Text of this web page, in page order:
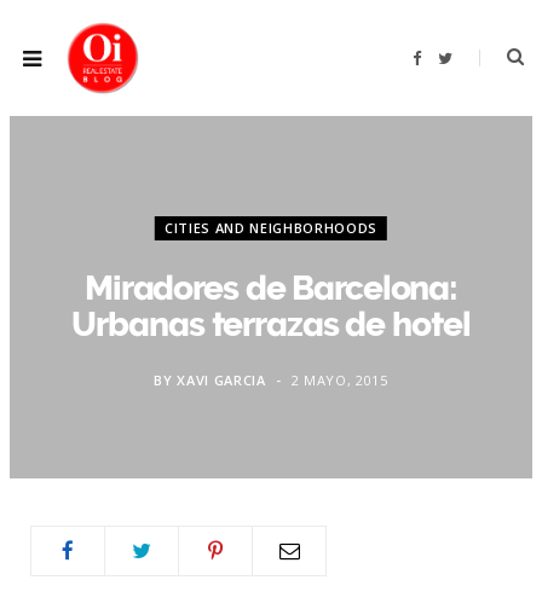
F
b
T
t
CITIES AND NEIGHBORHOODS
Miradores de Barcelona:
Urbanas terrazas de hotel
BYXAVI GARCIA 2 MAYO, 2015